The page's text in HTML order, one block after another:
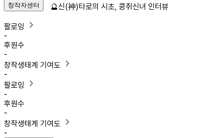
창작자센터
팔로잉
-
후원수
-
창작생태계 기여도
-
팔로잉
-
후원수
-
창작생태계 기여도
-
🔮신(神)타로의 시초, 콩쥐신녀 인터뷰